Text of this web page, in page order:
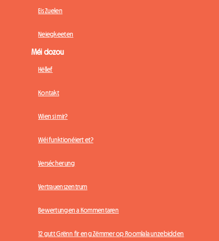
Eis Zuelen
Neiegkeeten
Méi dozou
Hëllef
Kontakt
Wien si mir?
Wéi funktionéiert et?
Versécherung
Vertrauenszentrum
Bewertungen a Kommentaren
12 gutt Grënn fir eng Zëmmer op Roomlala unzebidden